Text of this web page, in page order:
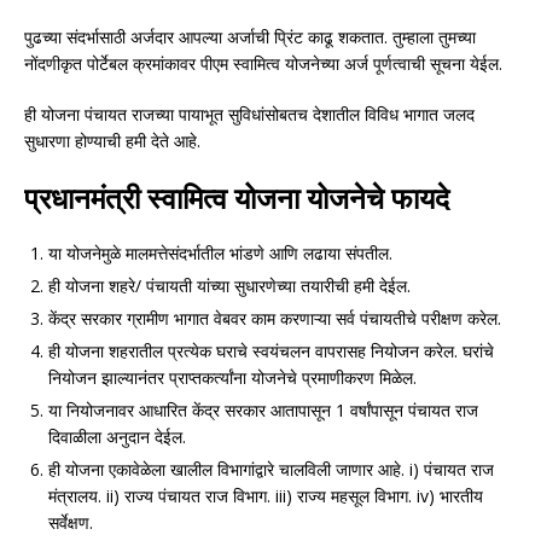
पुढच्या संदर्भासाठी अर्जदार आपल्या अर्जाची प्रिंट काढू शकतात. तुम्हाला तुमच्या
नोंदणीकृत पोर्टेबल क्रमांकावर पीएम स्वामित्व योजनेच्या अर्ज पूर्णत्वाची सूचना येईल.
ही योजना पंचायत राजच्या पायाभूत सुविधांसोबतच देशातील विविध भागात जलद
सुधारणा होण्याची हमी देते आहे.
प्रधानमंत्री स्वामित्व योजना योजनेचे फायदे
या योजनेमुळे मालमत्तेसंदर्भातील भांडणे आणि लढाया संपतील.
ही योजना शहरे/ पंचायती यांच्या सुधारणेच्या तयारीची हमी देईल.
केंद्र सरकार ग्रामीण भागात वेबवर काम करणाऱ्या सर्व पंचायतीचे परीक्षण करेल.
ही योजना शहरातील प्रत्येक घराचे स्वयंचलन वापरासह नियोजन करेल. घरांचे
नियोजन झाल्यानंतर प्राप्तकर्त्यांना योजनेचे प्रमाणीकरण मिळेल.
या नियोजनावर आधारित केंद्र सरकार आतापासून 1 वर्षांपासून पंचायत राज
दिवाळीला अनुदान देईल.
ही योजना एकावेळेला खालील विभागांद्वारे चालविली जाणार आहे. i) पंचायत राज
मंत्रालय. ii) राज्य पंचायत राज विभाग. iii) राज्य महसूल विभाग. iv) भारतीय
सर्वेक्षण.